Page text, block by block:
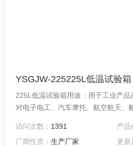
YSGJW-225225L低温试验箱
225L低温试验箱用途：用于工业产品
对电子电工、汽车摩托、航空航天、
下，检验其各项性能指标。
访问次数： 1391 产品
厂商性质：生产厂家 更新